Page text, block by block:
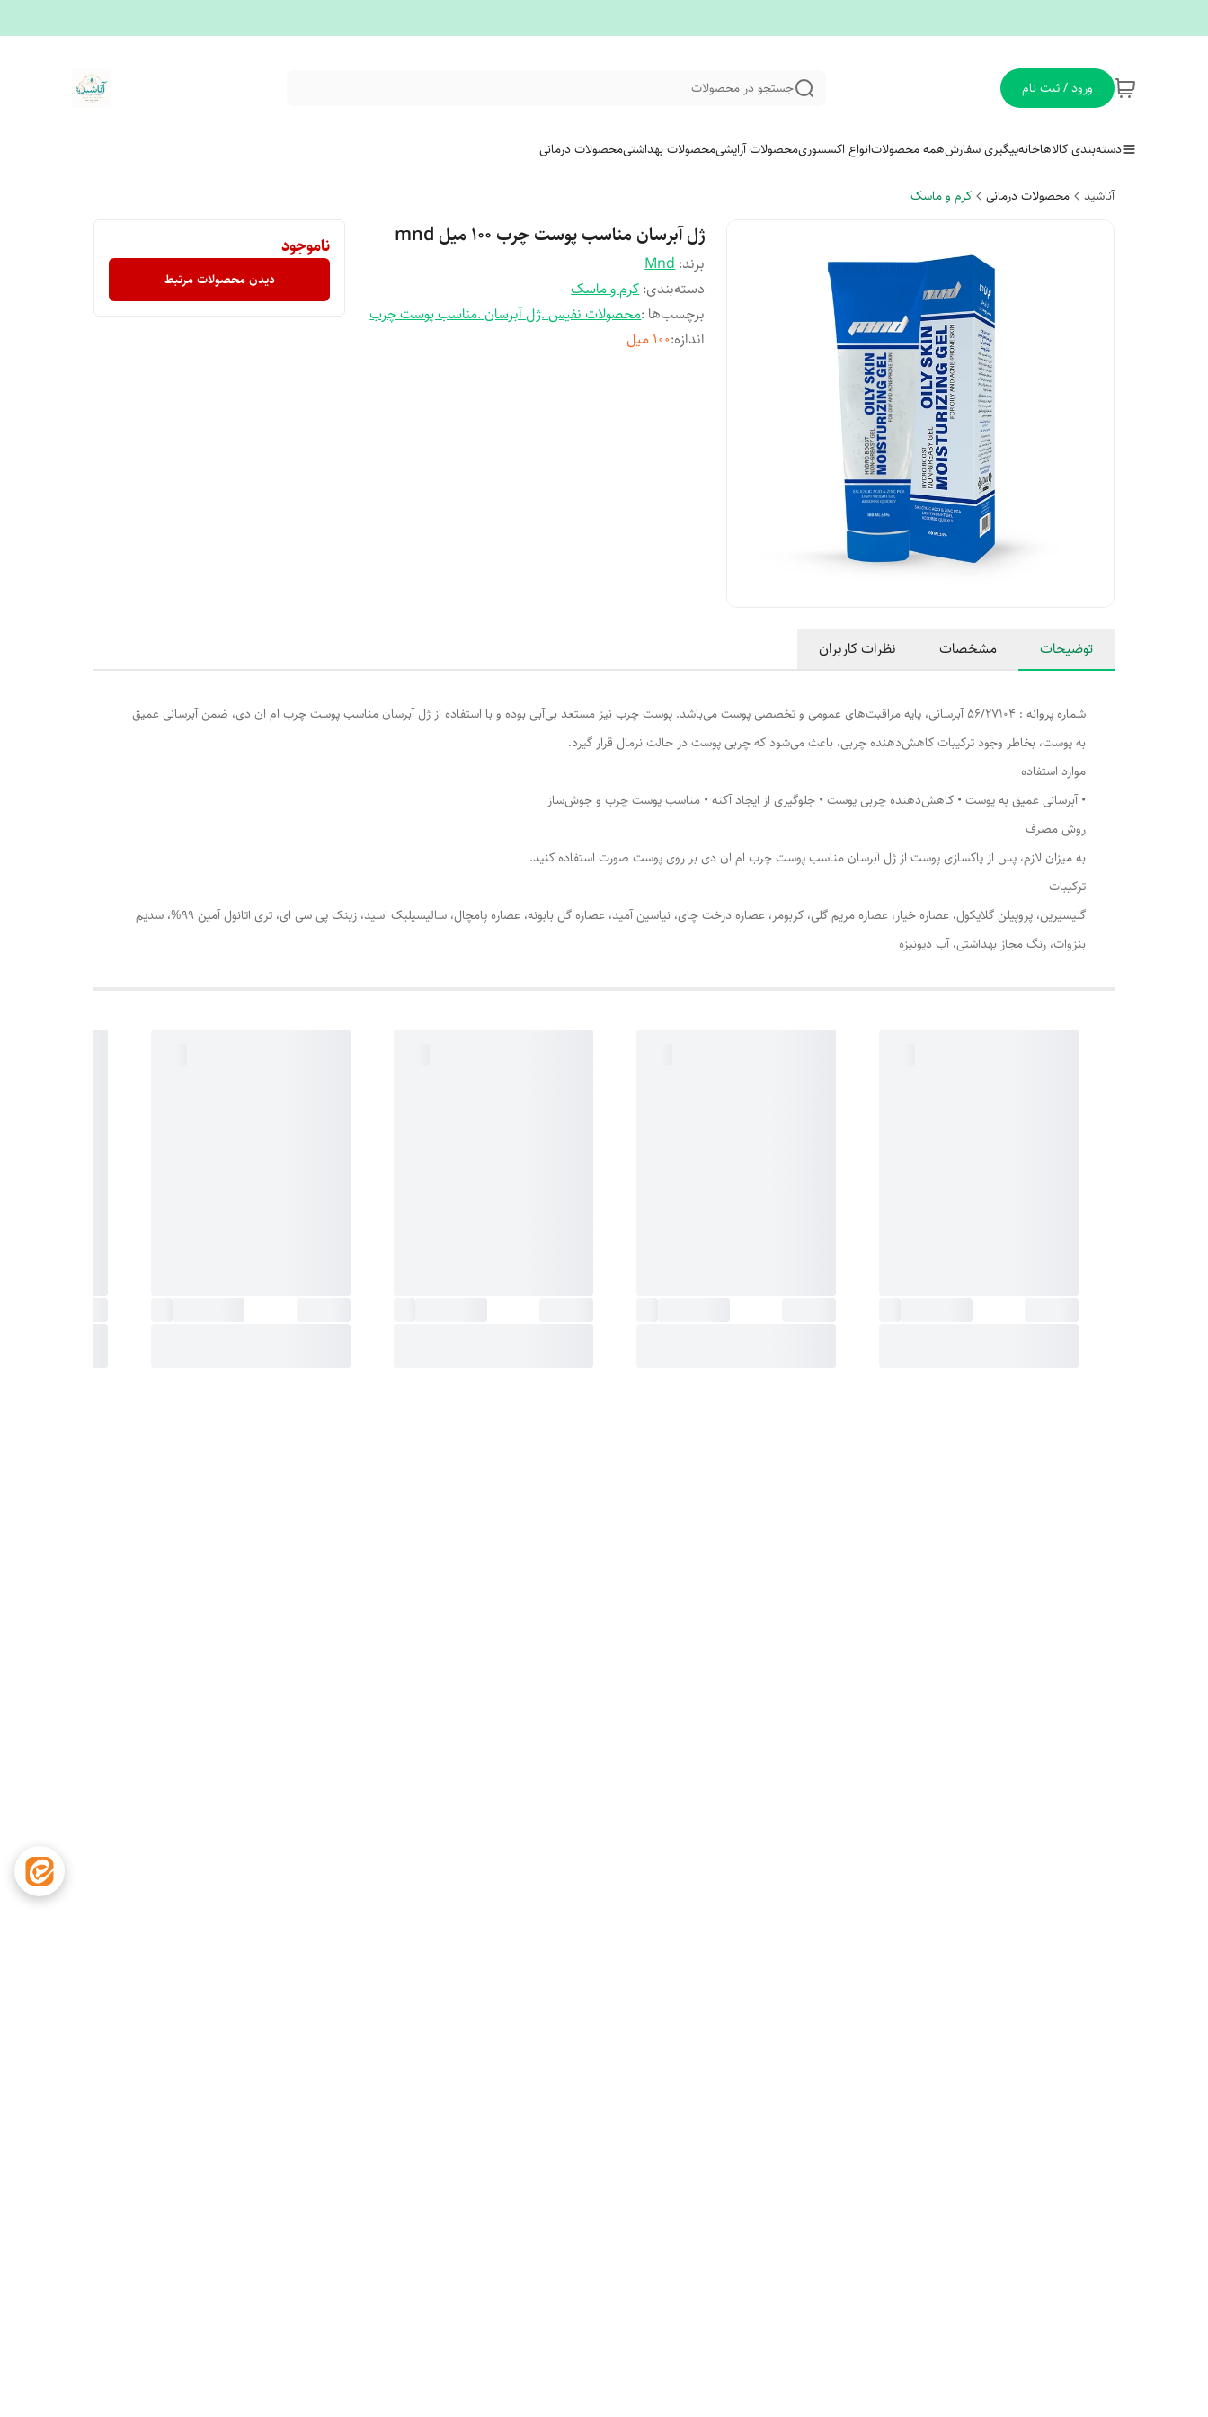
ورود / ثبت نام جستجو در محصولات
دسته‌بندی کالاهاخانهپیگیری سفارشهمه محصولاتانواع اکسسوریمحصولات آرایشیمحصولات بهداشتیمحصولات درمانی
آناشید محصولات درمانی کرم و ماسک
ژل آبرسان مناسب پوست چرب ۱۰۰ میل mnd
برند:Mnd
دسته‌بندی:کرم و ماسک
برچسب‌ها :محصولات نفیس .ژل آبرسان .مناسب پوست چرب
اندازه:۱۰۰ میل
ناموجود
دیدن محصولات مرتبط
توضیحات مشخصات نظرات کاربران
شماره پروانه : 56/27104 آبرسانی، پایه مراقبت‌های عمومی و تخصصی پوست می‌باشد. پوست چرب نیز مستعد بی‌آبی بوده و با استفاده از ژل آبرسان مناسب پوست چرب ام ان دی، ضمن آبرسانی عمیق
به پوست، بخاطر وجود ترکیبات کاهش‌دهنده چربی، باعث می‌شود که چربی پوست در حالت نرمال قرار گیرد.
موارد استفاده
• آبرسانی عمیق به پوست • کاهش‌دهنده چربی پوست • جلوگیری از ایجاد آکنه • مناسب پوست چرب و جوش‌ساز
روش مصرف
به میزان لازم، پس از پاکسازی پوست از ژل آبرسان مناسب پوست چرب ام ان دی بر روی پوست صورت استفاده کنید.
ترکیبات
گلیسیرین، پروپیلن گلایکول، عصاره خیار، عصاره مریم گلی، کربومر، عصاره درخت چای، نیاسین آمید، عصاره گل بابونه، عصاره پامچال، سالیسیلیک اسید، زینک پی سی ای، تری اتانول آمین 99%، سدیم
بنزوات، رنگ مجاز بهداشتی، آب دیونیزه